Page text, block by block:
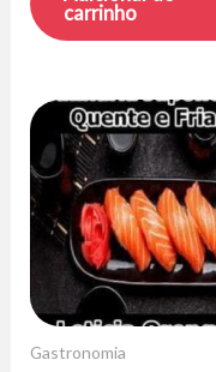
carrinho
Gastronomia